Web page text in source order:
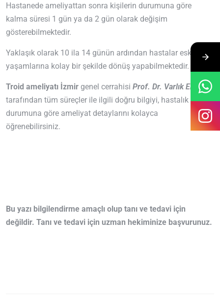
Hastanede ameliyattan sonra kişilerin durumuna göre
kalma süresi 1 gün ya da 2 gün olarak değişim
gösterebilmektedir.
Yaklaşık olarak 10 ila 14 günün ardından hastalar eski
yaşamlarına kolay bir şekilde dönüş yapabilmektedir.
Troid ameliyatı İzmir genel cerrahisi Prof. Dr. Varlık Erol
tarafından tüm süreçler ile ilgili doğru bilgiyi, hastalık
durumuna göre ameliyat detaylarını kolayca
öğrenebilirsiniz.
Bu yazı bilgilendirme amaçlı olup tanı ve tedavi için
değildir. Tanı ve tedavi için uzman hekiminize başvurunuz.